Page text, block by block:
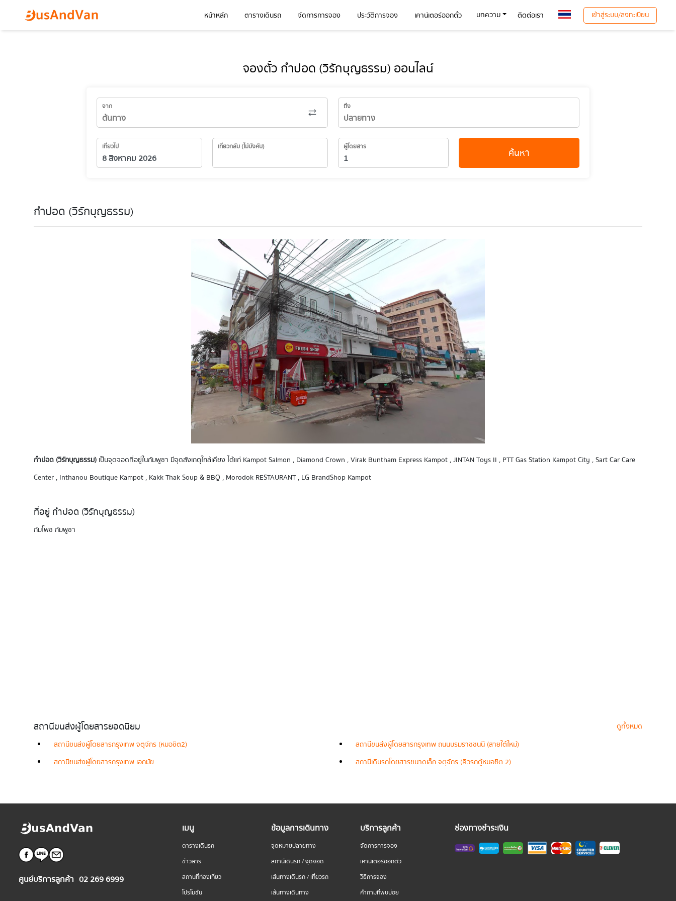
หน้าหลัก ตารางเดินรถ จัดการการจอง ประวัติการจอง เคาน์เตอร์ออกตั๋ว บทความ ติดต่อเรา เข้าสู่ระบบ/ลงทะเบียน
จองตั๋ว กำปอด (วิรักบุญธรรม) ออนไลน์
จาก ถึง
เที่ยวไป เที่ยวกลับ (ไม่บังคับ) ผู้โดยสาร ค้นหา
กำปอด (วิรักบุญธรรม)
กำปอด (วิรักบุญธรรม) เป็นจุดจอดที่อยู่ในกัมพูชา มีจุดสังเกตุใกล้เคียง ได้แก่ Kampot Salmon , Diamond Crown , Virak Buntham Express Kampot , JINTAN Toys II , PTT Gas Station Kampot City , Sart Car Care
Center , Inthanou Boutique Kampot , Kakk Thak Soup & BBQ , Morodok RESTAURANT , LG BrandShop Kampot
ที่อยู่ กำปอด (วิรักบุญธรรม)
กัมโพช กัมพูชา
สถานีขนส่งผู้โดยสารยอดนิยม
ดูทั้งหมด
สถานีขนส่งผู้โดยสารกรุงเทพ จตุจักร (หมอชิต2)
สถานีขนส่งผู้โดยสารกรุงเทพ ถนนบรมราชชนนี (สายใต้ใหม่)
สถานีขนส่งผู้โดยสารกรุงเทพ เอกมัย
สถานีเดินรถโดยสารขนาดเล็ก จตุจักร (คิวรถตู้หมอชิต 2)
ศูนย์บริการลูกค้า 02 269 6999
เมนู
ตารางเดินรถ
ข่าวสาร
สถานที่ท่องเที่ยว
โปรโมชั่น
ข้อมูลการเดินทาง
จุดหมายปลายทาง
สถานีเดินรถ / จุดจอด
เส้นทางเดินรถ / เที่ยวรถ
เส้นทางเดินทาง
บริการลูกค้า
จัดการการจอง
เคาน์เตอร์ออกตั๋ว
วิธีการจอง
คำถามที่พบบ่อย
ช่องทางชำระเงิน